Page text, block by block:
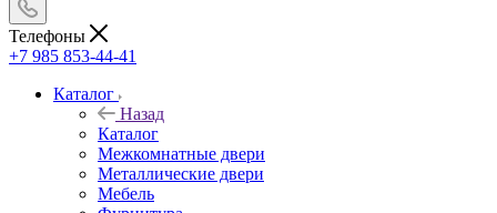
Телефоны
+7 985 853-44-41
Каталог
Назад
Каталог
Межкомнатные двери
Металлические двери
Мебель